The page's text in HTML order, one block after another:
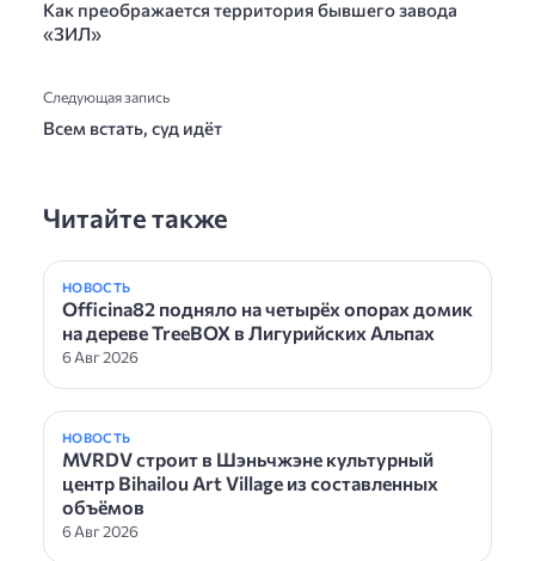
Как преображается территория бывшего завода
«ЗИЛ»
Следующая запись
Всем встать, суд идёт
Читайте также
НОВОСТЬ
Officina82 подняло на четырёх опорах домик
на дереве TreeBOX в Лигурийских Альпах
6 Авг 2026
НОВОСТЬ
MVRDV строит в Шэньчжэне культурный
центр Bihailou Art Village из составленных
объёмов
6 Авг 2026